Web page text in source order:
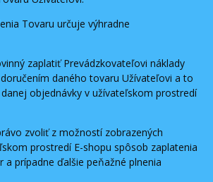
Tovaru určuje výhradne
zaplatiť Prevádzkovateľovi náklady
daného tovaru Užívateľovi a to
objednávky v užívateľskom prostredí
zvoliť z možností zobrazených
prostredí E-shopu spôsob zaplatenia
a prípadne ďalšie peňažné plnenia